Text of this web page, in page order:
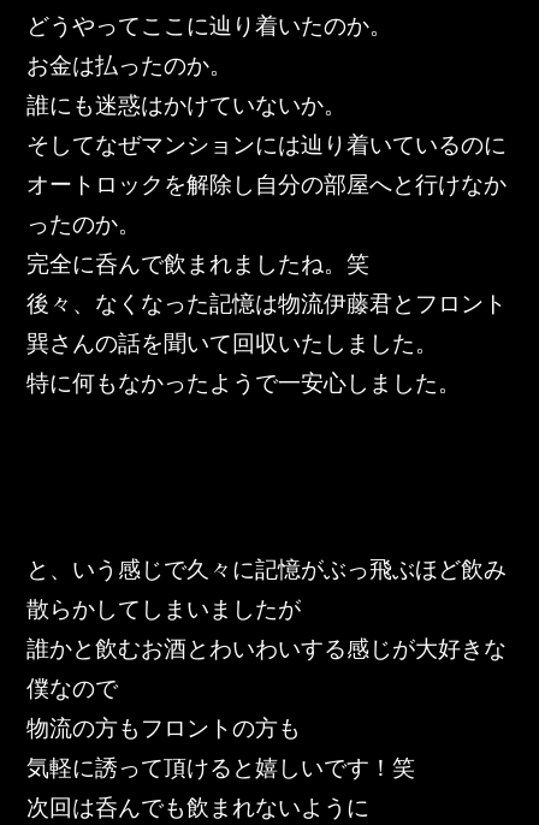
どうやってここに辿り着いたのか。
お金は払ったのか。
誰にも迷惑はかけていないか。
そしてなぜマンションには辿り着いているのに
オートロックを解除し自分の部屋へと行けなか
ったのか。
完全に呑んで飲まれましたね。笑
後々、なくなった記憶は物流伊藤君とフロント
巽さんの話を聞いて回収いたしました。
特に何もなかったようで一安心しました。
と、いう感じで久々に記憶がぶっ飛ぶほど飲み
散らかしてしまいましたが
誰かと飲むお酒とわいわいする感じが大好きな
僕なので
物流の方もフロントの方も
気軽に誘って頂けると嬉しいです！笑
次回は呑んでも飲まれないように